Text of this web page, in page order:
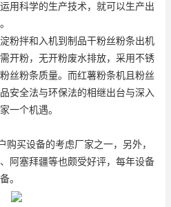
用科学的生产技术，就可以生产出
粉拌和入机到制品干粉丝粉条出机
开粉，无开粉废水排放，采用不锈
丝粉条质量。而红薯粉条机 且粉丝
安全法与环保法的相继出台与深入
一个机遇。
购买设备的考虑厂家之一，另外，
阿塞拜疆等也颇受好评，每年设备
。